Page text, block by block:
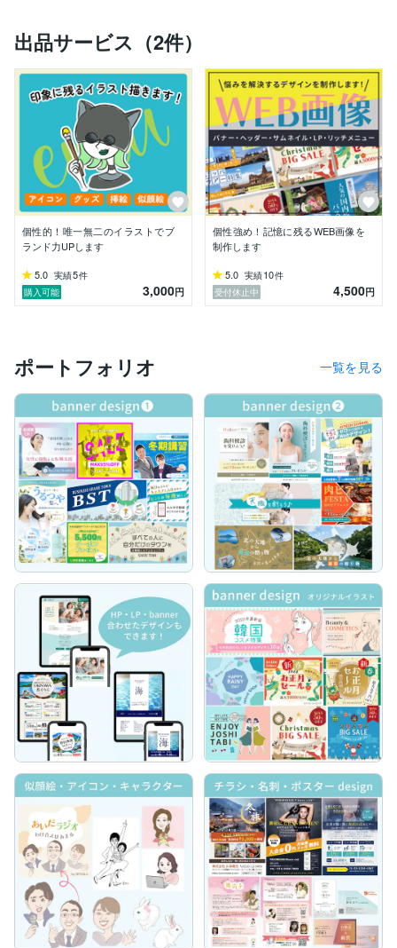
そんなお悩みを解決するデザインを一緒に制作させてい
ただきます！
より良いデザインをお届けするために、丁寧なやりとり
を心がけております。
デザインのイメージが固まっていない場合でも大丈夫で
す。
まずはお気軽にお問い合わせください♪
私は人に恵まれて生きてきました。
今まで出会ってくれた方々に感謝すると共に
当サービスをご覧いただいている方との出会いにも感謝
し
デザインを通して、少しでもお客様の力になるお手伝い
最後までしっかりサポートさせていただきますので、よ
ろしくお願いいたします。
■Webクリエイター能力認定試験エキスパート
の資格を取得済みです。
出品サービス（2件）
個性的！唯一無二のイラストでブ
ランド力UPします
5.0 実績5件
購入可能
3,000円
個性強め！記憶に残るWEB画像を
制作します
5.0 実績10件
受付休止中
4,500円
ポートフォリオ 一覧を見る